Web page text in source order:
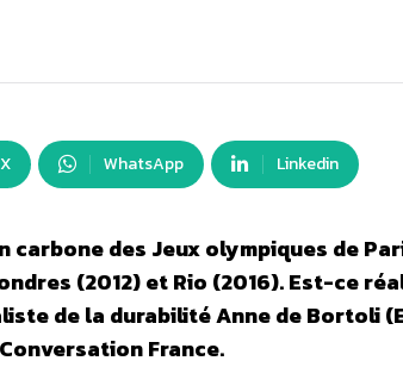
X WhatsApp Linkedin
carbone des Jeux olympiques de
(2012) et Rio (2016). Est-ce
de la durabilité Anne de Bortoli
France.